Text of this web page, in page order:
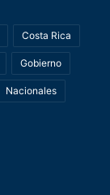
Costa Rica
Gobierno
Nacionales